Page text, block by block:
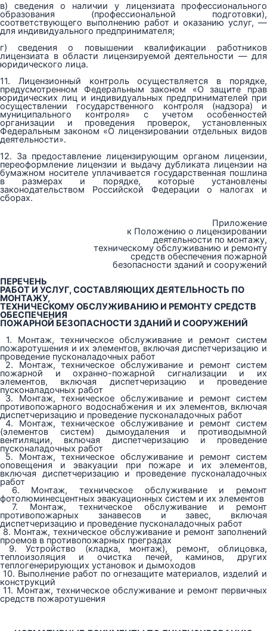
в) сведения о наличии у лицензиата профессионального
образования (профессиональной подготовки),
соответствующего выполнению работ и оказанию услуг, —
для индивидуального предпринимателя;
г) сведения о повышении квалификации работников
лицензиата в области лицензируемой деятельности — для
юридического лица.
11. Лицензионный контроль осуществляется в порядке,
предусмотренном Федеральным законом «О защите прав
юридических лиц и индивидуальных предпринимателей при
осуществлении государственного контроля (надзора) и
муниципального контроля» с учетом особенностей
организации и проведения проверок, установленных
Федеральным законом «О лицензировании отдельных видов
деятельности».
12. За предоставление лицензирующим органом лицензии,
переоформление лицензии и выдачу дубликата лицензии на
бумажном носителе уплачивается государственная пошлина
в размерах и порядке, которые установлены
законодательством Российской Федерации о налогах и
сборах.
Приложение
к Положению о лицензировании
деятельности по монтажу,
техническому обслуживанию и ремонту
средств обеспечения пожарной
безопасности зданий и сооружений
ПЕРЕЧЕНЬ
РАБОТ И УСЛУГ, СОСТАВЛЯЮЩИХ ДЕЯТЕЛЬНОСТЬ ПО
МОНТАЖУ,
ТЕХНИЧЕСКОМУ ОБСЛУЖИВАНИЮ И РЕМОНТУ СРЕДСТВ
ОБЕСПЕЧЕНИЯ
ПОЖАРНОЙ БЕЗОПАСНОСТИ ЗДАНИЙ И СООРУЖЕНИЙ
1. Монтаж, техническое обслуживание и ремонт систем
пожаротушения и их элементов, включая диспетчеризацию и
проведение пусконаладочных работ
2. Монтаж, техническое обслуживание и ремонт систем
пожарной и охранно-пожарной сигнализации и их
элементов, включая диспетчеризацию и проведение
пусконаладочных работ
3. Монтаж, техническое обслуживание и ремонт систем
противопожарного водоснабжения и их элементов, включая
диспетчеризацию и проведение пусконаладочных работ
4. Монтаж, техническое обслуживание и ремонт систем
(элементов систем) дымоудаления и противодымной
вентиляции, включая диспетчеризацию и проведение
пусконаладочных работ
5. Монтаж, техническое обслуживание и ремонт систем
оповещения и эвакуации при пожаре и их элементов,
включая диспетчеризацию и проведение пусконаладочных
работ
6. Монтаж, техническое обслуживание и ремонт
фотолюминесцентных эвакуационных систем и их элементов
7. Монтаж, техническое обслуживание и ремонт
противопожарных занавесов и завес, включая
диспетчеризацию и проведение пусконаладочных работ
8. Монтаж, техническое обслуживание и ремонт заполнений
проемов в противопожарных преградах
9. Устройство (кладка, монтаж), ремонт, облицовка,
теплоизоляция и очистка печей, каминов, других
теплогенерирующих установок и дымоходов
10. Выполнение работ по огнезащите материалов, изделий и
конструкций
11. Монтаж, техническое обслуживание и ремонт первичных
средств пожаротушения